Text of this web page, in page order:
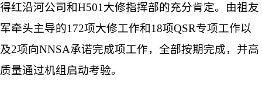
得红沿河公司和H501大修指挥部的充分肯定。由祖友
军牵头主导的172项大修工作和18项QSR专项工作以
及2项向NNSA承诺完成项工作，全部按期完成，并高
质量通过机组启动考验。